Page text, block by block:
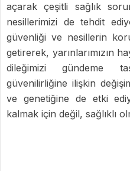
açarak çeşitli sağlık
nesillerimizi de tehdit
güvenliği ve nesillerin
getirerek, yarınlarımızın
dileğimizi gündeme
güvenilirliğine ilişkin
ve genetiğine de etki
kalmak için değil, sağlıklı